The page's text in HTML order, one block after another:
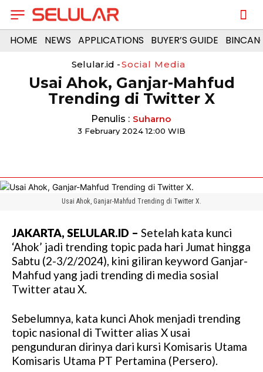
HOME NEWS APPLICATIONS BUYER’S GUIDE
Selular.id -Social Media
Usai Ahok, Ganjar-Mahfud
Trending di Twitter X
Penulis : Suharno
3 February 2024 12:00 WIB
Usai Ahok, Ganjar-Mahfud Trending di Twitter X.
JAKARTA, SELULAR.ID – Setelah kata kunci
‘Ahok’ jadi trending topic pada hari Jumat hingga
Sabtu (2-3/2/2024), kini giliran keyword Ganjar-
Mahfud yang jadi trending di media sosial
Twitter atau X.
Sebelumnya, kata kunci Ahok menjadi trending
topic nasional di Twitter alias X usai
pengunduran dirinya dari kursi Komisaris Utama
Komisaris Utama PT Pertamina (Persero).